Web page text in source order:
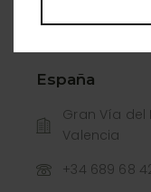
Lunes a
España
Gran Vía del
Valencia
+34 689 68